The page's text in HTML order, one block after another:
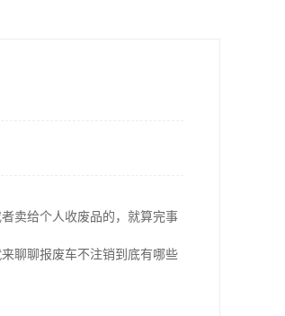
卖给个人收废品的，就算完事
聊聊报废车不注销到底有哪些